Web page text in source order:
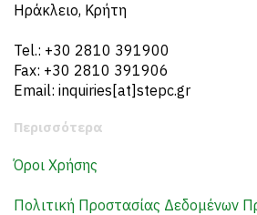
Ηράκλειο, Κρήτη
Tel.: +30 2810 391900
Fax: +30 2810 391906
Email: inquiries[at]stepc.gr
Περισσότερα
Όροι Χρήσης
Πολιτική Προστασίας Δεδομένων